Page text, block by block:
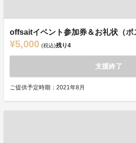
offsaitイベント参加券＆お礼状（ポ
¥5,000 (税込)残り4
支援終了
ご提供予定時期：2021年8月